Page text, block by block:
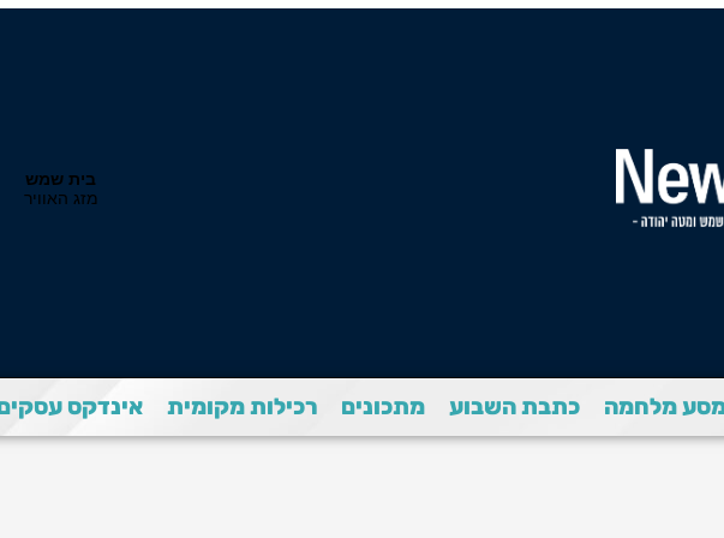
מסע מלחמה כתבת השבוע מתכונים רכילות מקומית אינדקס